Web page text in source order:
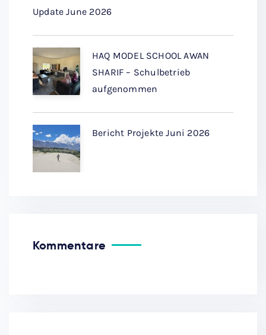
Update June 2026
HAQ MODEL SCHOOL AWAN
SHARIF – Schulbetrieb
aufgenommen
Bericht Projekte Juni 2026
Kommentare